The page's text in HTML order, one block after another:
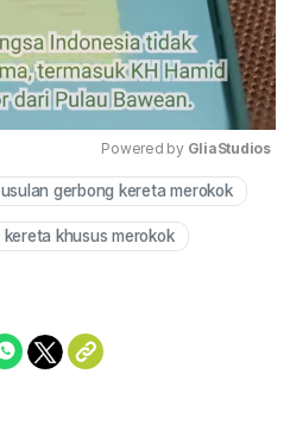
Mute
Powered by GliaStudios
usulan gerbong kereta merokok
kereta khusus merokok